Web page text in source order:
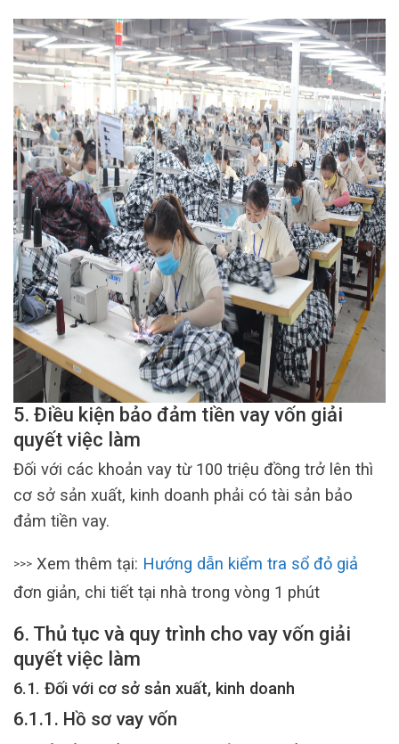
5. Điều kiện bảo đảm tiền vay vốn giải
quyết việc làm
Đối với các khoản vay từ 100 triệu đồng trở lên thì
cơ sở sản xuất, kinh doanh phải có tài sản bảo
đảm tiền vay.
>>> Xem thêm tại: Hướng dẫn kiểm tra sổ đỏ giả
đơn giản, chi tiết tại nhà trong vòng 1 phút
6. Thủ tục và quy trình cho vay vốn giải
quyết việc làm
6.1. Đối với cơ sở sản xuất, kinh doanh
6.1.1. Hồ sơ vay vốn